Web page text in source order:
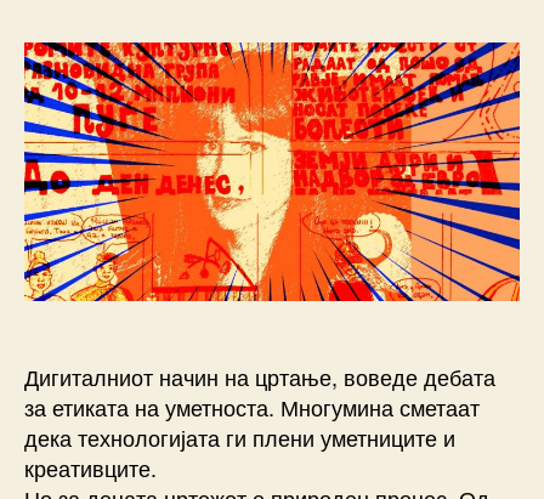
k
за
СТРИПОТ
Дигиталниот начин на цртање, воведе дебата
за етиката на уметноста. Многумина сметаат
дека технологијата ги плени уметниците и
креативците.